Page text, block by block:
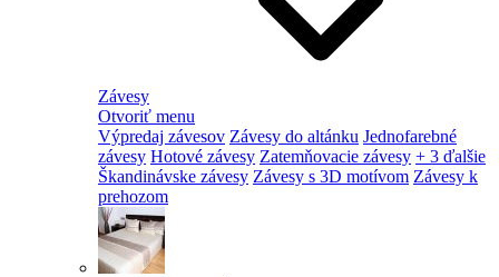
Závesy
Otvoriť menu
Výpredaj závesov Závesy do altánku Jednofarebné
závesy Hotové závesy Zatemňovacie závesy + 3 ďalšie
Škandinávske závesy Závesy s 3D motívom Závesy k
prehozom